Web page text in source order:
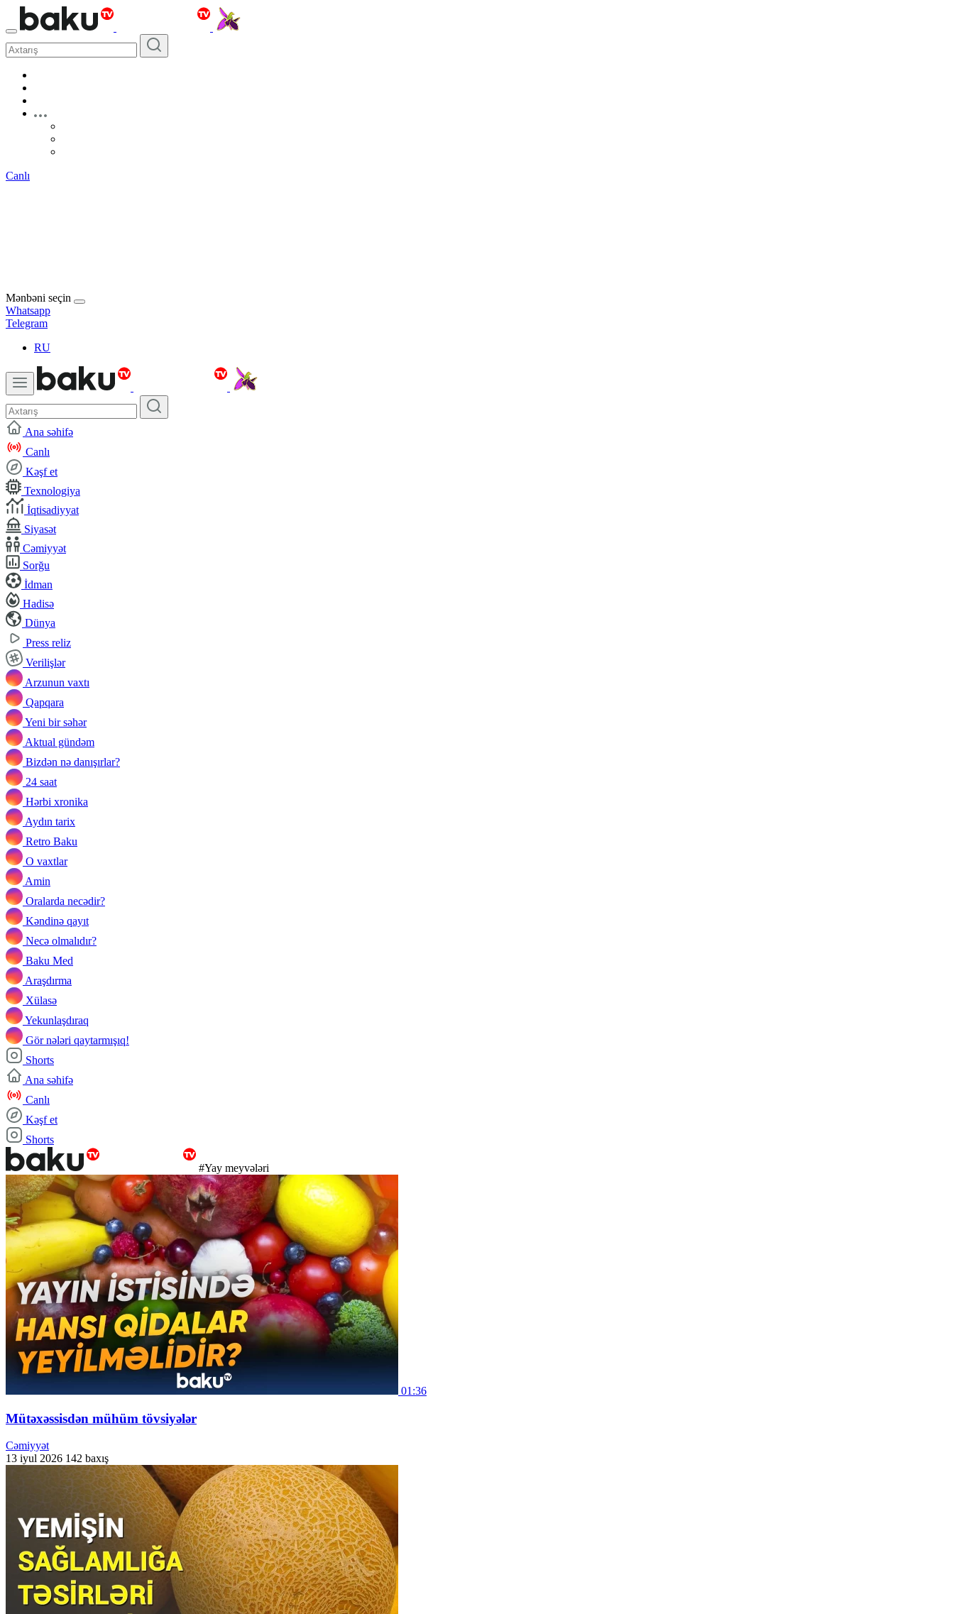
Canlı
Mənbəni seçin
Whatsapp
Telegram
RU
Ana səhifə
Canlı
Kəşf et
Texnologiya
İqtisadiyyat
Siyasət
Cəmiyyət
Sorğu
İdman
Hadisə
Dünya
Press reliz
Verilişlər
Arzunun vaxtı
Qapqara
Yeni bir səhər
Aktual gündəm
Bizdən nə danışırlar?
24 saat
Hərbi xronika
Aydın tarix
Retro Baku
O vaxtlar
Amin
Oralarda necədir?
Kəndinə qayıt
Necə olmalıdır?
Baku Med
Araşdırma
Xülasə
Yekunlaşdıraq
Gör nələri qaytarmışıq!
Shorts
Ana səhifə
Canlı
Kəşf et
Shorts
#Yay meyvələri
01:36
Mütəxəssisdən mühüm tövsiyələr
Cəmiyyət
13 iyul 2026 142 baxış